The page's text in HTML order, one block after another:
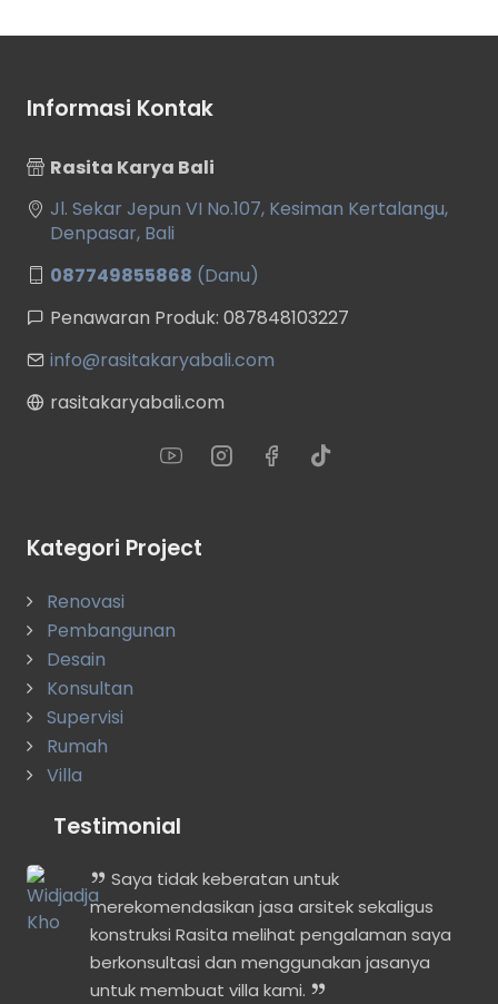
Informasi Kontak
Rasita Karya Bali
Jl. Sekar Jepun VI No.107, Kesiman Kertalangu,
Denpasar, Bali
087749855868 (Danu)
Penawaran Produk: 087848103227
info@rasitakaryabali.com
rasitakaryabali.com
Kategori Project
Renovasi
Pembangunan
Desain
Konsultan
Supervisi
Rumah
Villa
Testimonial
Saya tidak keberatan untuk
merekomendasikan jasa arsitek sekaligus
konstruksi Rasita melihat pengalaman saya
berkonsultasi dan menggunakan jasanya
untuk membuat villa kami.